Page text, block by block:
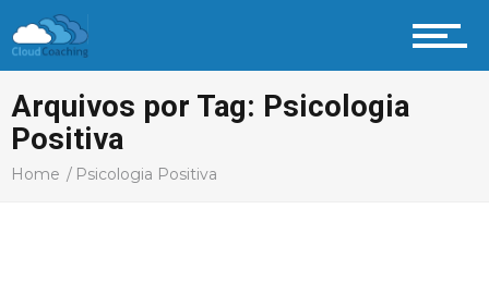
Arquivos por Tag: Psicologia
Positiva
Home Psicologia Positiva